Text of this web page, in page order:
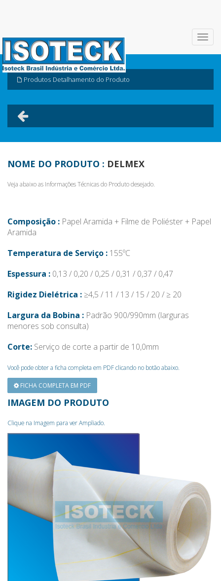
Produtos Detalhamento do Produto
NOME DO PRODUTO : DELMEX
Veja abaixo as Informações Técnicas do Produto desejado.
Composição : Papel Aramida + Filme de Poliéster + Papel
Aramida
Temperatura de Serviço : 155ºC
Espessura : 0,13 / 0,20 / 0,25 / 0,31 / 0,37 / 0,47
Rigidez Dielétrica : ≥4,5 / 11 / 13 / 15 / 20 / ≥ 20
Largura da Bobina : Padrão 900/990mm (larguras
menores sob consulta)
Corte: Serviço de corte a partir de 10,0mm
Você pode obter a ficha completa em PDF clicando no botão abaixo.
FICHA COMPLETA EM PDF
IMAGEM DO PRODUTO
Clique na Imagem para ver Ampliado.